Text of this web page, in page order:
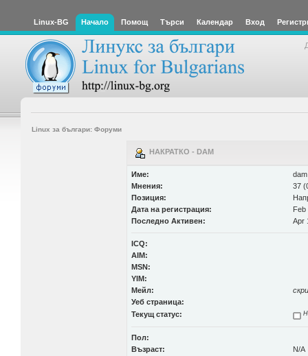
Linux-BG Начало Помощ Търси Календар Вход
Linux за българи: Форуми
НАКРАТКО - DAM
Име:
dam
Мнения:
37
Позиция:
Дата на регистрация:
Feb
Последно Активен:
Apr
ICQ:
AIM:
MSN:
YIM:
Мейл:
Уеб страница:
Текущ статус:
Пол:
Възраст:
N/A